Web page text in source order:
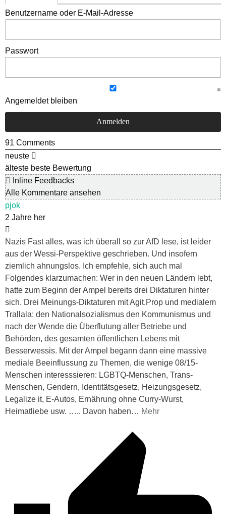
Benutzername oder E-Mail-Adresse
Passwort
Angemeldet bleiben
91 Comments
neuste
älteste beste Bewertung
Inline Feedbacks
Alle Kommentare ansehen
pjok
2 Jahre her
Nazis Fast alles, was ich überall so zur AfD lese, ist leider
aus der Wessi-Perspektive geschrieben. Und insofern
ziemlich ahnungslos. Ich empfehle, sich auch mal
Folgendes klarzumachen: Wer in den neuen Ländern lebt,
hatte zum Beginn der Ampel bereits drei Diktaturen hinter
sich. Drei Meinungs-Diktaturen mit Agit.Prop und medialem
Trallala: den Nationalsozialismus den Kommunismus und
nach der Wende die Überflutung aller Betriebe und
Behörden, des gesamten öffentlichen Lebens mit
Besserwessis. Mit der Ampel begann dann eine massive
mediale Beeinflussung zu Themen, die wenige 08/15-
Menschen interesssieren: LGBTQ-Menschen, Trans-
Menschen, Gendern, Identitätsgesetz, Heizungsgesetz,
Legalize it, E-Autos, Ernährung ohne Curry-Wurst,
Heimatliebe usw. ….. Davon haben… Mehr